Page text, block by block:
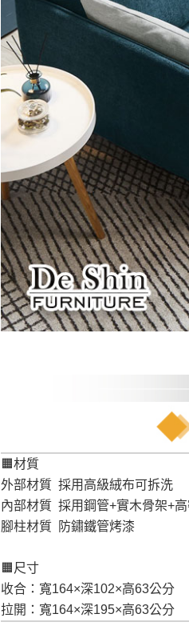
🟧材質
外部材質 採用高級絨布可拆洗
內部材質 採用鋼管+實木骨架+
腳柱材質 防鏽鐵管烤漆
🟧尺寸
收合：寬164×深102×高63公分
拉開：寬164×深195×高63公分
其它注意事項
本司貨車運送如因路況不
本公司除了盡最大努力完
保護物流人員的工作安全
因大型傢俱有組裝、配送
讓您不用整天在家等貨，
如遇自然災害、政府宣布
務。
百貨公司配送暫無法配合
期間，恕暫停百貨公司相關
無回收家具服務，若需回
訂單成立時請儘速於三
請密切注意。
▪️三日內若未接獲您的匯
▪️無回收家具服務，若需